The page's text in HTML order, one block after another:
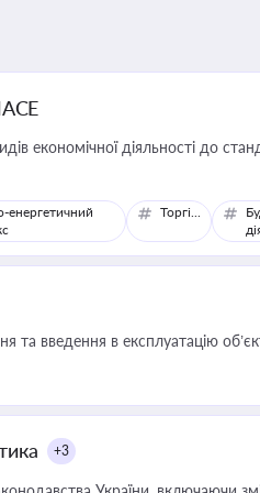
економічної діяльності до
енергетичний
Торгівля
введення в експлуатацію
+3